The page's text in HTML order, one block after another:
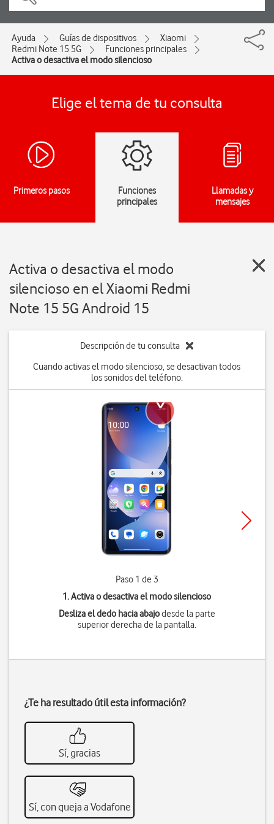
Ayuda Guías de dispositivos
Xiaomi
Redmi Note 15 5G
Funciones principales
Activa o desactiva el modo silencioso
Elige el tema de tu consulta
Primeros pasos
Funciones
principales
Llamadas y
mensajes
Activa o desactiva el modo
silencioso en el Xiaomi Redmi
Note 15 5G Android 15
Descripción de tu consulta
Cuando activas el modo silencioso, se desactivan todos
los sonidos del teléfono.
Paso 1 de 3
1. Activa o desactiva el modo silencioso
Desliza el dedo hacia abajodesde la parte
superior derecha de la pantalla.
¿Te ha resultado útil esta información?
Sí, gracias
Sí, con queja a Vodafone